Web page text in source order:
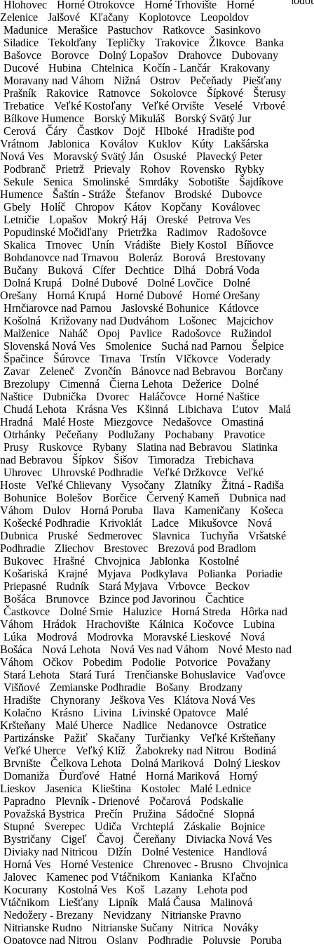
*cena za 1 deň prenájmu
*vratná záloha 300€
*cena je uvedená bez DPH
1 deň:
51,43€
2-3 dni:
44,88€
4-7 dní:
43,01€
8-11 dní:
36,47€
12-14 dní:
32,73€
15-20 dní:
30,86€
21-25 dní:
29,92€
26-30 dní: 28,05€
nad 31 dní: dohodou
*cena za 1 deň prenájmu
*vratná záloha 300€
*cena je uvedená bez DPH
OBJEDNÁVKOVÝ FORMULÁR
Táto objednávka je nezáväzná. Po jej odoslaní bude schválená
našími pracovníkmi.
Vozidlo
KONTAKTNÉ ÚDAJE
Kontaktná osoba
IČO
Trvalý pobyt / Sídlo spoločnosti
E-mail
Telefón
Vek vodiča
Národnosť
DETAIL PRENÁJMU
Miesto vyzdvihnutia vozidla
Hlohovec
Horné Otrokovce Horné Trhovište
Horné
Zelenice
Jalšové Kľačany Koplotovce
Leopoldov
Madunice
Merašice Pastuchov Ratkovce
Sasinkovo
Siladice
Tekolďany Tepličky Trakovice Žlkovce
Banka
Bašovce
Borovce Dolný Lopašov Drahovce
Dubovany
Ducové
Hubina Chtelnica Kočín - Lančár
Krakovany
Moravany nad Váhom
Nižná Ostrov Pečeňady
Piešťany
Prašník
Rakovice Ratnovce Sokolovce Šípkové
Šterusy
Trebatice
Veľké Kostoľany Veľké Orvište Veselé
Vrbové
Bílkove Humence
Borský Mikuláš
Borský Svätý Jur
Cerová
Čáry Častkov Dojč Hlboké
Hradište pod
Vrátnom
Jablonica Koválov Kuklov Kúty
Lakšárska
Nová Ves
Moravský Svätý Ján Osuské
Plavecký Peter
Podbranč
Prietrž Prievaly Rohov Rovensko
Rybky
Sekule
Senica Smolinské Smrdáky Sobotište
Šajdíkove
Humence
Šaštín - Stráže Štefanov Brodské
Dubovce
Gbely
Holíč Chropov Kátov Kopčany
Koválovec
Letničie
Lopašov Mokrý Háj Oreské
Petrova Ves
Popudinské Močidľany
Prietržka Radimov
Radošovce
Skalica
Trnovec Unín Vrádište Biely Kostol
Bíňovce
Bohdanovce nad Trnavou
Boleráz Borová
Brestovany
Bučany
Buková Cífer Dechtice Dlhá
Dobrá Voda
Dolná Krupá
Dolné Dubové Dolné Lovčice
Dolné
Orešany
Horná Krupá Horné Dubové
Horné Orešany
Hrnčiarovce nad Parnou
Jaslovské Bohunice
Kátlovce
Košolná
Križovany nad Dudváhom Lošonec
Majcichov
Malženice
Naháč Opoj Pavlice Radošovce
Ružindol
Slovenská Nová Ves
Smolenice Suchá nad Parnou
Šelpice
Špačince
Šúrovce Trnava Trstín Vlčkovce
Voderady
Zavar
Zeleneč Zvončín Bánovce nad Bebravou
Borčany
Brezolupy
Cimenná Čierna Lehota Dežerice
Dolné
Naštice
Dubnička Dvorec Haláčovce
Horné Naštice
Chudá Lehota
Krásna Ves Kšinná Libichava Ľutov
Malá
Hradná
Malé Hoste Miezgovce Nedašovce
Omastiná
Otrhánky
Pečeňany Podlužany Pochabany
Pravotice
Prusy
Ruskovce Rybany Slatina nad Bebravou
Slatinka
nad Bebravou
Šípkov Šišov Timoradza
Trebichava
Uhrovec
Uhrovské Podhradie Veľké Držkovce
Veľké
Hoste
Veľké Chlievany Vysočany Zlatníky
Žitná - Radiša
Bohunice
Bolešov Borčice Červený Kameň
Dubnica nad
Váhom
Dulov Horná Poruba Ilava Kameničany
Košeca
Košecké Podhradie
Krivoklát Ladce Mikušovce
Nová
Dubnica
Pruské Sedmerovec Slavnica Tuchyňa
Vršatské
Podhradie
Zliechov Brestovec
Brezová pod Bradlom
Bukovec
Hrašné Chvojnica Jablonka
Kostolné
Košariská
Krajné Myjava Podkylava Polianka
Poriadie
Priepasné
Rudník Stará Myjava Vrbovce
Beckov
Bošáca
Brunovce Bzince pod Javorinou
Čachtice
Častkovce
Dolné Srnie Haluzice Horná Streda
Hôrka nad
Váhom
Hrádok Hrachovište Kálnica Kočovce
Lubina
Lúka
Modrová Modrovka Moravské Lieskové
Nová
Bošáca
Nová Lehota Nová Ves nad Váhom
Nové Mesto nad
Váhom
Očkov Pobedim Podolie Potvorice
Považany
Stará Lehota
Stará Turá Trenčianske Bohuslavice
Vaďovce
Višňové
Zemianske Podhradie Bošany
Brodzany
Hradište
Chynorany Ješkova Ves
Klátova Nová Ves
Kolačno
Krásno Livina Livinské Opatovce
Malé
Kršteňany
Malé Uherce Nadlice Nedanovce
Ostratice
Partizánske
Pažiť Skačany Turčianky
Veľké Kršteňany
Veľké Uherce
Veľký Klíž Žabokreky nad Nitrou
Bodiná
Brvnište
Čelkova Lehota Dolná Mariková
Dolný Lieskov
Domaniža
Ďurďové Hatné Horná Mariková
Horný
Lieskov
Jasenica Klieština Kostolec
Malé Lednice
Papradno
Plevník - Drienové Počarová
Podskalie
Považská Bystrica
Prečín Pružina Sádočné
Slopná
Stupné
Sverepec Udiča Vrchteplá Záskalie
Bojnice
Bystričany
Cigeľ Čavoj Čereňany
Diviacka Nová Ves
Diviaky nad Nitricou
Dlžín Dolné Vestenice
Handlová
Horná Ves
Horné Vestenice Chrenovec - Brusno
Chvojnica
Jalovec
Kamenec pod Vtáčnikom Kanianka
Kľačno
Kocurany
Kostolná Ves Koš Lazany
Lehota pod
Vtáčnikom
Liešťany Lipník Malá Čausa
Malinová
Nedožery - Brezany
Nevidzany
Nitrianske Pravno
Nitrianske Rudno
Nitrianske Sučany Nitrica
Nováky
Opatovce nad Nitrou
Oslany Podhradie Poluvsie
Poruba
Miesto odovzdania vozidla
Hlohovec
Horné Otrokovce Horné Trhovište
Horné
Zelenice
Jalšové Kľačany Koplotovce
Leopoldov
Madunice
Merašice Pastuchov Ratkovce
Sasinkovo
Siladice
Tekolďany Tepličky Trakovice Žlkovce
Banka
Bašovce
Borovce Dolný Lopašov Drahovce
Dubovany
Ducové
Hubina Chtelnica Kočín - Lančár
Krakovany
Moravany nad Váhom
Nižná Ostrov Pečeňady
Piešťany
Prašník
Rakovice Ratnovce Sokolovce Šípkové
Šterusy
Trebatice
Veľké Kostoľany Veľké Orvište Veselé
Vrbové
Bílkove Humence
Borský Mikuláš
Borský Svätý Jur
Cerová
Čáry Častkov Dojč Hlboké
Hradište pod
Vrátnom
Jablonica Koválov Kuklov Kúty
Lakšárska
Nová Ves
Moravský Svätý Ján Osuské
Plavecký Peter
Podbranč
Prietrž Prievaly Rohov Rovensko
Rybky
Sekule
Senica Smolinské Smrdáky Sobotište
Šajdíkove
Humence
Šaštín - Stráže Štefanov Brodské
Dubovce
Gbely
Holíč Chropov Kátov Kopčany
Koválovec
Letničie
Lopašov Mokrý Háj Oreské
Petrova Ves
Popudinské Močidľany
Prietržka Radimov
Radošovce
Skalica
Trnovec Unín Vrádište Biely Kostol
Bíňovce
Bohdanovce nad Trnavou
Boleráz Borová
Brestovany
Bučany
Buková Cífer Dechtice Dlhá
Dobrá Voda
Dolná Krupá
Dolné Dubové Dolné Lovčice
Dolné
Orešany
Horná Krupá Horné Dubové
Horné Orešany
Hrnčiarovce nad Parnou
Jaslovské Bohunice
Kátlovce
Košolná
Križovany nad Dudváhom Lošonec
Majcichov
Malženice
Naháč Opoj Pavlice Radošovce
Ružindol
Slovenská Nová Ves
Smolenice Suchá nad Parnou
Šelpice
Špačince
Šúrovce Trnava Trstín Vlčkovce
Voderady
Zavar
Zeleneč Zvončín Bánovce nad Bebravou
Borčany
Brezolupy
Cimenná Čierna Lehota Dežerice
Dolné
Naštice
Dubnička Dvorec Haláčovce
Horné Naštice
Chudá Lehota
Krásna Ves Kšinná Libichava Ľutov
Malá
Hradná
Malé Hoste Miezgovce Nedašovce
Omastiná
Otrhánky
Pečeňany Podlužany Pochabany
Pravotice
Prusy
Ruskovce Rybany Slatina nad Bebravou
Slatinka
nad Bebravou
Šípkov Šišov Timoradza
Trebichava
Uhrovec
Uhrovské Podhradie Veľké Držkovce
Veľké
Hoste
Veľké Chlievany Vysočany Zlatníky
Žitná - Radiša
Bohunice
Bolešov Borčice Červený Kameň
Dubnica nad
Váhom
Dulov Horná Poruba Ilava Kameničany
Košeca
Košecké Podhradie
Krivoklát Ladce Mikušovce
Nová
Dubnica
Pruské Sedmerovec Slavnica Tuchyňa
Vršatské
Podhradie
Zliechov Brestovec
Brezová pod Bradlom
Bukovec
Hrašné Chvojnica Jablonka
Kostolné
Košariská
Krajné Myjava Podkylava Polianka
Poriadie
Priepasné
Rudník Stará Myjava Vrbovce
Beckov
Bošáca
Brunovce Bzince pod Javorinou
Čachtice
Častkovce
Dolné Srnie Haluzice Horná Streda
Hôrka nad
Váhom
Hrádok Hrachovište Kálnica Kočovce
Lubina
Lúka
Modrová Modrovka Moravské Lieskové
Nová
Bošáca
Nová Lehota Nová Ves nad Váhom
Nové Mesto nad
Váhom
Očkov Pobedim Podolie Potvorice
Považany
Stará Lehota
Stará Turá Trenčianske Bohuslavice
Vaďovce
Višňové
Zemianske Podhradie Bošany
Brodzany
Hradište
Chynorany Ješkova Ves
Klátova Nová Ves
Kolačno
Krásno Livina Livinské Opatovce
Malé
Kršteňany
Malé Uherce Nadlice Nedanovce
Ostratice
Partizánske
Pažiť Skačany Turčianky
Veľké Kršteňany
Veľké Uherce
Veľký Klíž Žabokreky nad Nitrou
Bodiná
Brvnište
Čelkova Lehota Dolná Mariková
Dolný Lieskov
Domaniža
Ďurďové Hatné Horná Mariková
Horný
Lieskov
Jasenica Klieština Kostolec
Malé Lednice
Papradno
Plevník - Drienové Počarová
Podskalie
Považská Bystrica
Prečín Pružina Sádočné
Slopná
Stupné
Sverepec Udiča Vrchteplá Záskalie
Bojnice
Bystričany
Cigeľ Čavoj Čereňany
Diviacka Nová Ves
Diviaky nad Nitricou
Dlžín Dolné Vestenice
Handlová
Horná Ves
Horné Vestenice Chrenovec - Brusno
Chvojnica
Jalovec
Kamenec pod Vtáčnikom Kanianka
Kľačno
Kocurany
Kostolná Ves Koš Lazany
Lehota pod
Vtáčnikom
Liešťany Lipník Malá Čausa
Malinová
Nedožery - Brezany
Nevidzany
Nitrianske Pravno
Nitrianske Rudno
Nitrianske Sučany Nitrica
Nováky
Opatovce nad Nitrou
Oslany Podhradie Poluvsie
Poruba
Dátum a čas od
Dátum a čas do
Spôsob platby Faktúra
Fakturačné údaje
Pristavenie a odstavenie vozidla v rámci
pobočky (mesta) Zadarmo
Havaríjne a zákonné poistenie Zadarmo
Asistenčné služby v rámci EÚ Zadarmo
Nad 1 mesiac prenájmu čistenie vozidla
Zadarmo
Detská autosedačka
5€ / deň
Navigácia 3€ / deň
Detský podsedák 3€ / deň